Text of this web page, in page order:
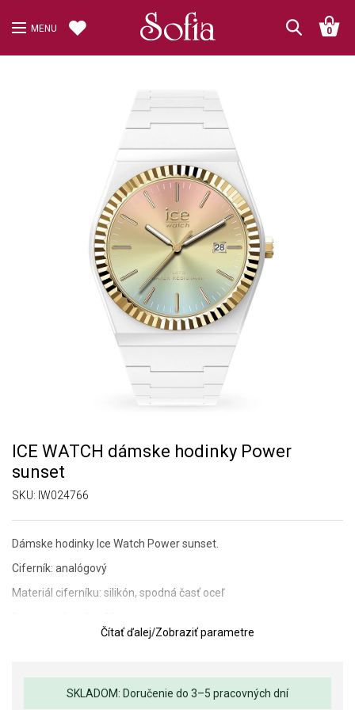
MENU 0
ICE WATCH dámske hodinky Power
sunset
SKU: IW024766
Dámske hodinky Ice Watch Power sunset.
Ciferník: analógový
Materiál ciferníku: silikón, spodná časť oceľ
Remienok: silikón
Čítať ďalej/Zobraziť parametre
SKLADOM: Doručenie do 3–5 pracovných dní